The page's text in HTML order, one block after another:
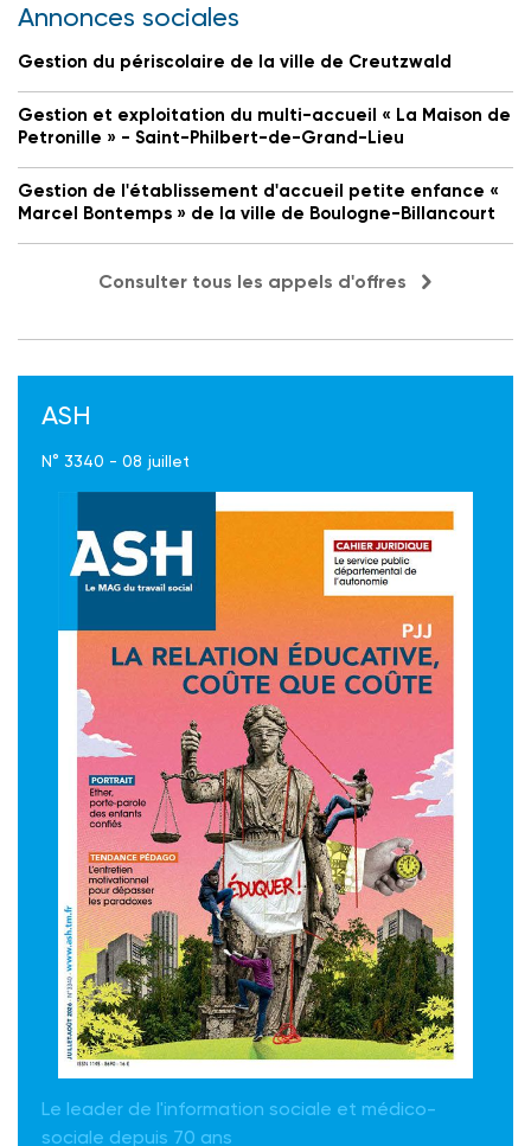
Annonces sociales
Gestion du périscolaire de la ville de Creutzwald
Gestion et exploitation du multi-accueil « La Maison de
Petronille » - Saint-Philbert-de-Grand-Lieu
Gestion de l'établissement d'accueil petite enfance «
Marcel Bontemps » de la ville de Boulogne-Billancourt
Consulter tous les appels d'offres
ASH
N° 3340 - 08 juillet
Le leader de l'information sociale et médico-
sociale depuis 70 ans